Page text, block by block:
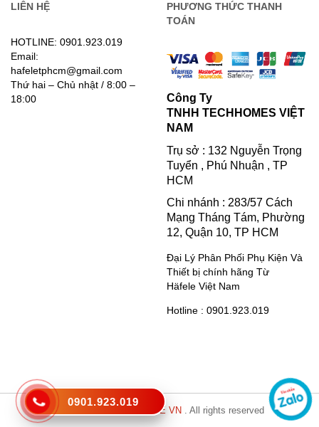
LIÊN HỆ
HOTLINE: 0901.923.019
Email:
hafeletphcm@gmail.com
Thứ hai – Chủ nhật / 8:00 –
18:00
PHƯƠNG THỨC THANH
TOÁN
Công Ty
TNHH TECHHOMES VIỆT
NAM
Trụ sở : 132 Nguyễn Trọng
Tuyển , Phú Nhuận , TP
HCM
Chi nhánh : 283/57 Cách
Mạng Tháng Tám, Phường
12, Quận 10, TP HCM
Đại Lý Phân Phối Phụ Kiện Và
Thiết bị chính hãng Từ
Häfele Việt Nam
Hotline : 0901.923.019
Copyright © 2021 HAFELE VN . All rights reserved
0901.923.019